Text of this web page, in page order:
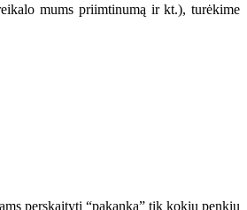
mums priimtinumą ir kt.), turėkime
perskaityti “pakanka” tik kokių penkių